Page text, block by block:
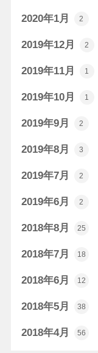
2020年1月 2
2019年12月 2
2019年11月 1
2019年10月 1
2019年9月 2
2019年8月 3
2019年7月 2
2019年6月 2
2018年8月 25
2018年7月 18
2018年6月 12
2018年5月 38
2018年4月 56